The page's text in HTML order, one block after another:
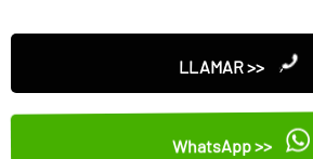
LLAMAR >>
WhatsApp >>